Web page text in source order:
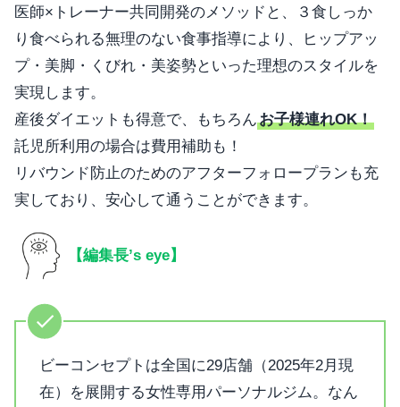
医師×トレーナー共同開発のメソッドと、３食しっか
り食べられる無理のない食事指導により、ヒップアッ
プ・美脚・くびれ・美姿勢といった理想のスタイルを
実現します。
産後ダイエットも得意で、もちろんお子様連れOK！
託児所利用の場合は費用補助も！
リバウンド防止のためのアフターフォロープランも充
実しており、安心して通うことができます。
【編集長’s eye】
ビーコンセプトは全国に29店舗（2025年2月現
在）を展開する女性専用パーソナルジム。なん